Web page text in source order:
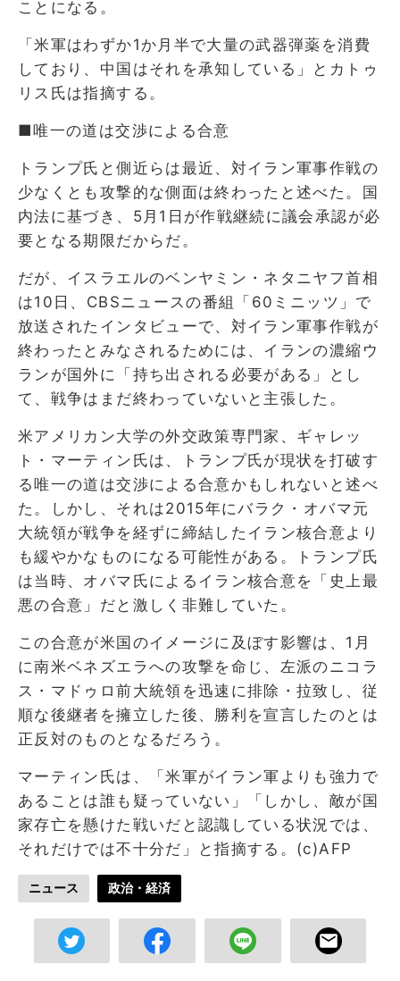
ことになる。
「米軍はわずか1か月半で大量の武器弾薬を消費
しており、中国はそれを承知している」とカトゥ
リス氏は指摘する。
■唯一の道は交渉による合意
トランプ氏と側近らは最近、対イラン軍事作戦の
少なくとも攻撃的な側面は終わったと述べた。国
内法に基づき、5月1日が作戦継続に議会承認が必
要となる期限だからだ。
だが、イスラエルのベンヤミン・ネタニヤフ首相
は10日、CBSニュースの番組「60ミニッツ」で
放送されたインタビューで、対イラン軍事作戦が
終わったとみなされるためには、イランの濃縮ウ
ランが国外に「持ち出される必要がある」とし
て、戦争はまだ終わっていないと主張した。
米アメリカン大学の外交政策専門家、ギャレッ
ト・マーティン氏は、トランプ氏が現状を打破す
る唯一の道は交渉による合意かもしれないと述べ
た。しかし、それは2015年にバラク・オバマ元
大統領が戦争を経ずに締結したイラン核合意より
も緩やかなものになる可能性がある。トランプ氏
は当時、オバマ氏によるイラン核合意を「史上最
悪の合意」だと激しく非難していた。
この合意が米国のイメージに及ぼす影響は、1月
に南米ベネズエラへの攻撃を命じ、左派のニコラ
ス・マドゥロ前大統領を迅速に排除・拉致し、従
順な後継者を擁立した後、勝利を宣言したのとは
正反対のものとなるだろう。
マーティン氏は、「米軍がイラン軍よりも強力で
あることは誰も疑っていない」「しかし、敵が国
家存亡を懸けた戦いだと認識している状況では、
それだけでは不十分だ」と指摘する。(c)AFP
ニュース 政治・経済